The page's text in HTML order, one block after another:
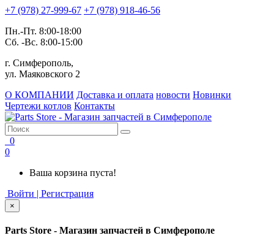
+7 (978) 27-999-67 +7 (978) 918-46-56
Пн.-Пт. 8:00-18:00
Сб. -Вс. 8:00-15:00
г. Симферополь,
ул. Маяковского 2
О КОМПАНИИ Доставка и оплата новости Новинки
Чертежи котлов Контакты
0
0
Ваша корзина пуста!
Войти | Регистрация
×
Parts Store - Магазин запчастей в Симферополе